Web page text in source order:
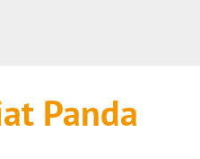
Panda